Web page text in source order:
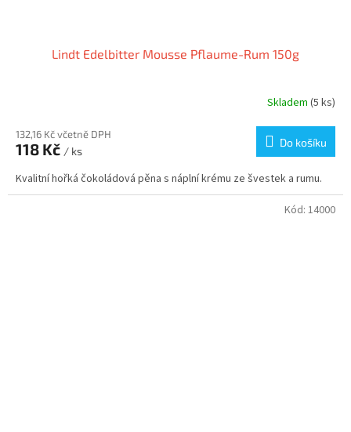
Lindt Edelbitter Mousse Pflaume-Rum 150g
Skladem (5 ks)
132,16 Kč včetně DPH
118 Kč / ks
Do košíku
Kvalitní hořká čokoládová pěna s náplní krému ze švestek a rumu.
Kód: 14000